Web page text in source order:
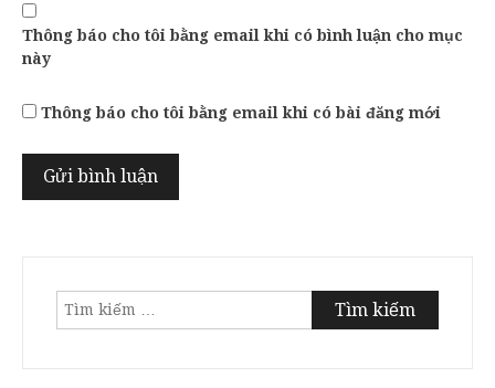
Thông báo cho tôi bằng email khi có bình luận cho mục
này
Thông báo cho tôi bằng email khi có bài đăng mới
Tìm